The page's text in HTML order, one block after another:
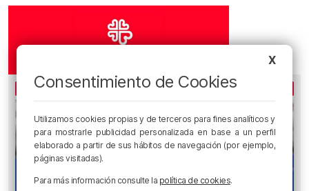
LO MÁS ESCUCHADO
X
Consentimiento de Cookies
Utilizamos cookies propias y de terceros para fines analíticos y
para mostrarle publicidad personalizada en base a un perfil
elaborado a partir de sus hábitos de navegación (por ejemplo,
páginas visitadas).
Para más información consulte la política de cookies.